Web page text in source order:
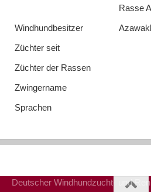
Rasse
Windhundbesitzer
Züchter seit
Züchter der Rassen
Zwingername
Sprachen
Deutscher Windhundzucht- und